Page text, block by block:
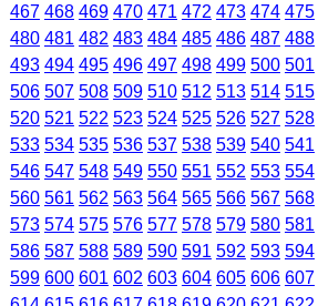
467 468 469 470 471 472 473 474 475
480 481 482 483 484 485 486 487 488
493 494 495 496 497 498 499 500 501
506 507 508 509 510 512 513 514 515
520 521 522 523 524 525 526 527 528
533 534 535 536 537 538 539 540 541
546 547 548 549 550 551 552 553 554
560 561 562 563 564 565 566 567 568
573 574 575 576 577 578 579 580 581
586 587 588 589 590 591 592 593 594
599 600 601 602 603 604 605 606 607